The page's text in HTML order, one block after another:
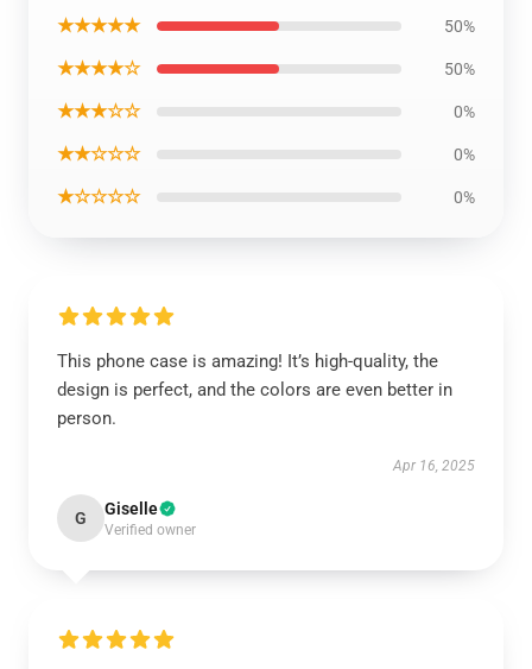
★★★★★ 50%
★★★★☆ 50%
★★★☆☆ 0%
★★☆☆☆ 0%
★☆☆☆☆ 0%
This phone case is amazing! It’s high-quality, the
design is perfect, and the colors are even better in
person.
Apr 16, 2025
G Giselle
Verified owner